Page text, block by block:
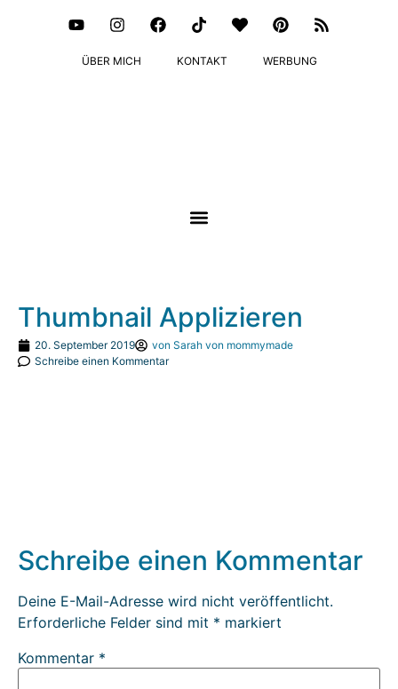
ÜBER MICH KONTAKT WERBUNG
Thumbnail Applizieren
20. September 2019 von Sarah von mommymade
Schreibe einen Kommentar
Schreibe einen Kommentar
Deine E-Mail-Adresse wird nicht veröffentlicht.
Erforderliche Felder sind mit * markiert
Kommentar *